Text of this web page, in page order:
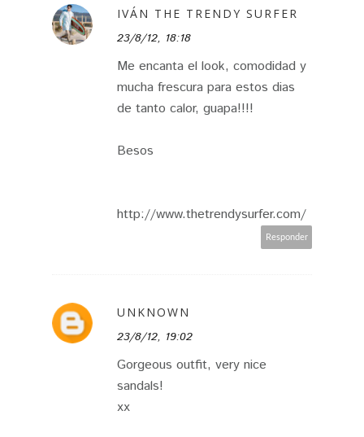
IVÁN THE TRENDY SURFER
23/8/12, 18:18
Me encanta el look, comodidad y
mucha frescura para estos dias
de tanto calor, guapa!!!!
Besos
http://www.thetrendysurfer.com/
Responder
UNKNOWN
23/8/12, 19:02
Gorgeous outfit, very nice
sandals!
xx